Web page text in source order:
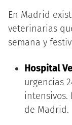
En Madrid
veterinarias
semana y
Hospital
urgencias
intensivos.
de Madrid.